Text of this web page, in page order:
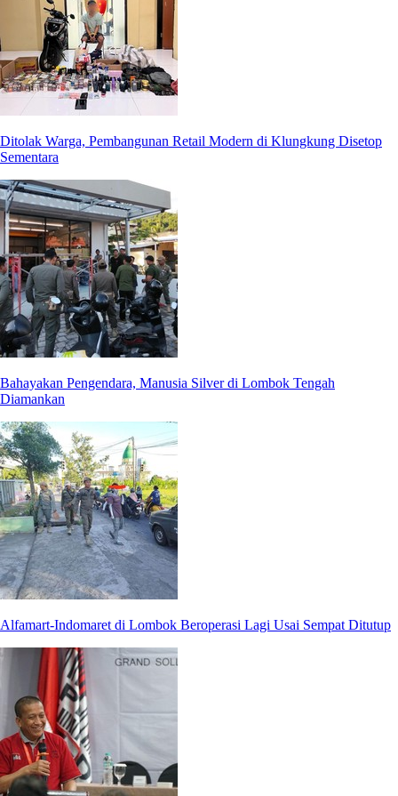
Ditolak Warga, Pembangunan Retail Modern di Klungkung Disetop
Sementara
Bahayakan Pengendara, Manusia Silver di Lombok Tengah
Diamankan
Alfamart-Indomaret di Lombok Beroperasi Lagi Usai Sempat Ditutup